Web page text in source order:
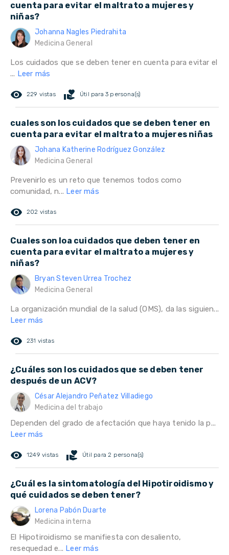
cuenta para evitar el maltrato a mujeres y
niñas?
Johanna Nagles Piedrahita
Medicina General
Los cuidados que se deben tener en cuenta para evitar el
... Leer más
remove_red_eye 229 vistas volunteer_activism Útil para 3 persona(s)
cuales son los cuidados que se deben tener en
cuenta para evitar el maltrato a mujeres niñas
Johana Katherine Rodríguez González
Medicina General
Prevenirlo es un reto que tenemos todos como
comunidad, n... Leer más
remove_red_eye 202 vistas
Cuales son loa cuidados que deben tener en
cuenta para evitar el maltrato a mujeres y
niñas?
Bryan Steven Urrea Trochez
Medicina General
La organización mundial de la salud (OMS), da las siguien...
Leer más
remove_red_eye 231 vistas
¿Cuáles son los cuidados que se deben tener
después de un ACV?
César Alejandro Peñatez Villadiego
Medicina del trabajo
Dependen del grado de afectación que haya tenido la p...
Leer más
remove_red_eye 1249 vistas volunteer_activism Útil para 2 persona(s)
¿Cuál es la sintomatología del Hipotiroidismo y
qué cuidados se deben tener?
Lorena Pabón Duarte
Medicina interna
El Hipotiroidismo se manifiesta con desaliento,
resequedad e... Leer más